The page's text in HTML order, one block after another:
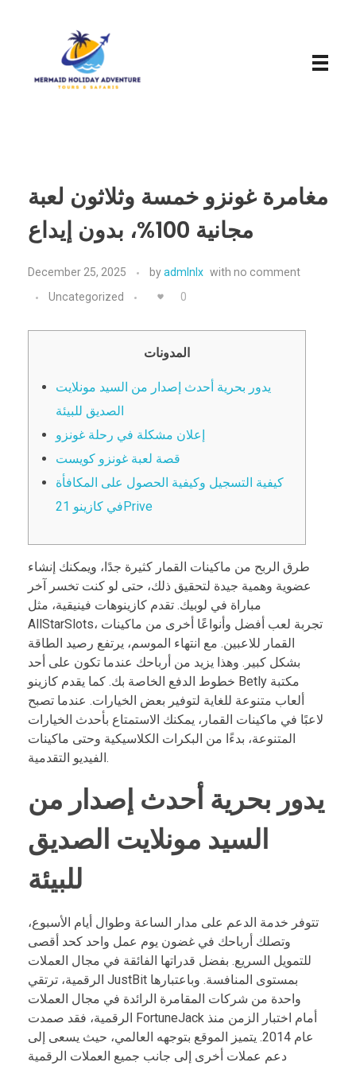
مغامرة غونزو خمسة وثلاثون لعبة
مجانية 100%، بدون إيداع
December 25, 2025 byadmlnlx with no comment
Uncategorized
0
المدونات
يدور بحرية أحدث إصدار من السيد مونلايت
الصديق للبيئة
إعلان مشكلة في رحلة غونزو
قصة لعبة غونزو كويست
كيفية التسجيل وكيفية الحصول على المكافأة
في كازينو 21Prive
طرق الربح من ماكينات القمار كثيرة جدًا، ويمكنك إنشاء
عضوية وهمية جيدة لتحقيق ذلك، حتى لو كنت تخسر آخر
مباراة في لوبيك. تقدم كازينوهات فينيقية، مثل
AllStarSlots، تجربة لعب أفضل وأنواعًا أخرى من ماكينات
القمار للاعبين. مع انتهاء الموسم، يرتفع رصيد الطاقة
بشكل كبير. وهذا يزيد من أرباحك عندما تكون على أحد
خطوط الدفع الخاصة بك. كما يقدم كازينو Betly مكتبة
ألعاب متنوعة للغاية لتوفير بعض الخيارات. عندما تصبح
لاعبًا في ماكينات القمار، يمكنك الاستمتاع بأحدث الخيارات
المتنوعة، بدءًا من البكرات الكلاسيكية وحتى ماكينات
الفيديو التقدمية.
يدور بحرية أحدث إصدار من
السيد مونلايت الصديق
للبيئة
تتوفر خدمة الدعم على مدار الساعة وطوال أيام الأسبوع،
وتصلك أرباحك في غضون يوم عمل واحد كحد أقصى
للتمويل السريع. بفضل قدراتها الفائقة في مجال العملات
الرقمية، ترتقي JustBit بمستوى المنافسة. وباعتبارها
واحدة من شركات المقامرة الرائدة في مجال العملات
الرقمية، فقد صمدت FortuneJack أمام اختبار الزمن منذ
عام 2014. يتميز الموقع بتوجهه العالمي، حيث يسعى إلى
دعم عملات أخرى إلى جانب جميع العملات الرقمية